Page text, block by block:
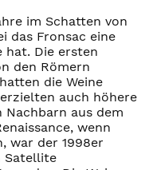
im Schatten von
das Fronsac eine
hat. Die ersten
den Römern
die Weine
auch höhere
Nachbarn aus dem
wenn
war der 1998er
Satellite